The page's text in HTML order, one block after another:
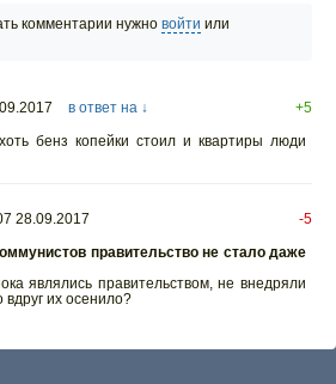
комментарии нужно войти или
в ответ на ↓
+5
бенз копейки стоил и квартиры люди
28.09.2017
-5
правительство не стало даже
являлись правительством, не внедряли
их осенило?